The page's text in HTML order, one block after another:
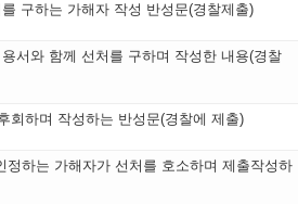
구하는 가해자 작성 반성문(경찰제출)
서와 함께 선처를 구하며 작성한 내용(경찰
회하며 작성하는 반성문(경찰에 제출)
하는 가해자가 선처를 호소하며 제출작성하